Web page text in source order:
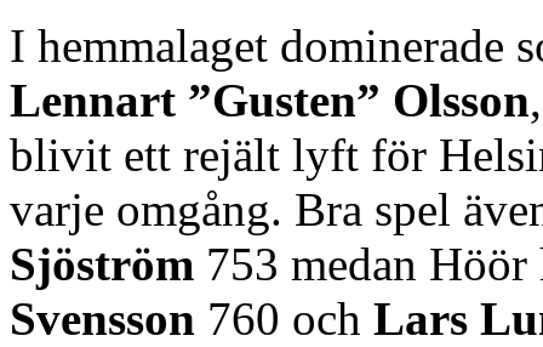
I hemmalaget dominerade
Lennart ”Gusten” Olsson
blivit ett rejält lyft för
varje omgång. Bra spel
Sjöström 753 medan Höör
Svensson 760 och Lars